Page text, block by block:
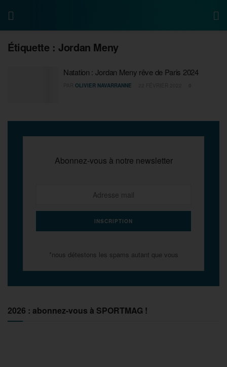
Étiquette : Jordan Meny
Natation : Jordan Meny rêve de Paris 2024
OLIVIER NAVARRANNE
Abonnez-vous à notre newsletter
*nous détestons les spams autant que vous
2026 : abonnez-vous à SPORTMAG !